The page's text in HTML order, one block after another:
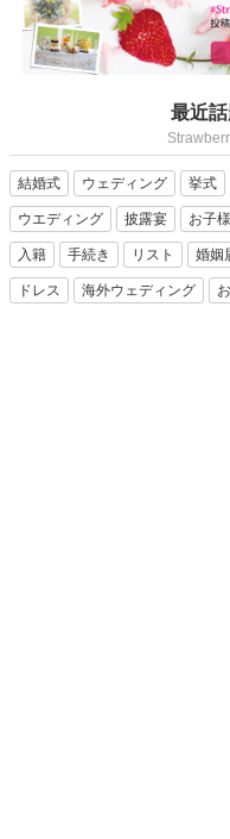
最近
結婚式 ウェディング 挙式
ウエディング 披露宴 お子
入籍 手続き リスト 婚姻
ドレス 海外ウェディング